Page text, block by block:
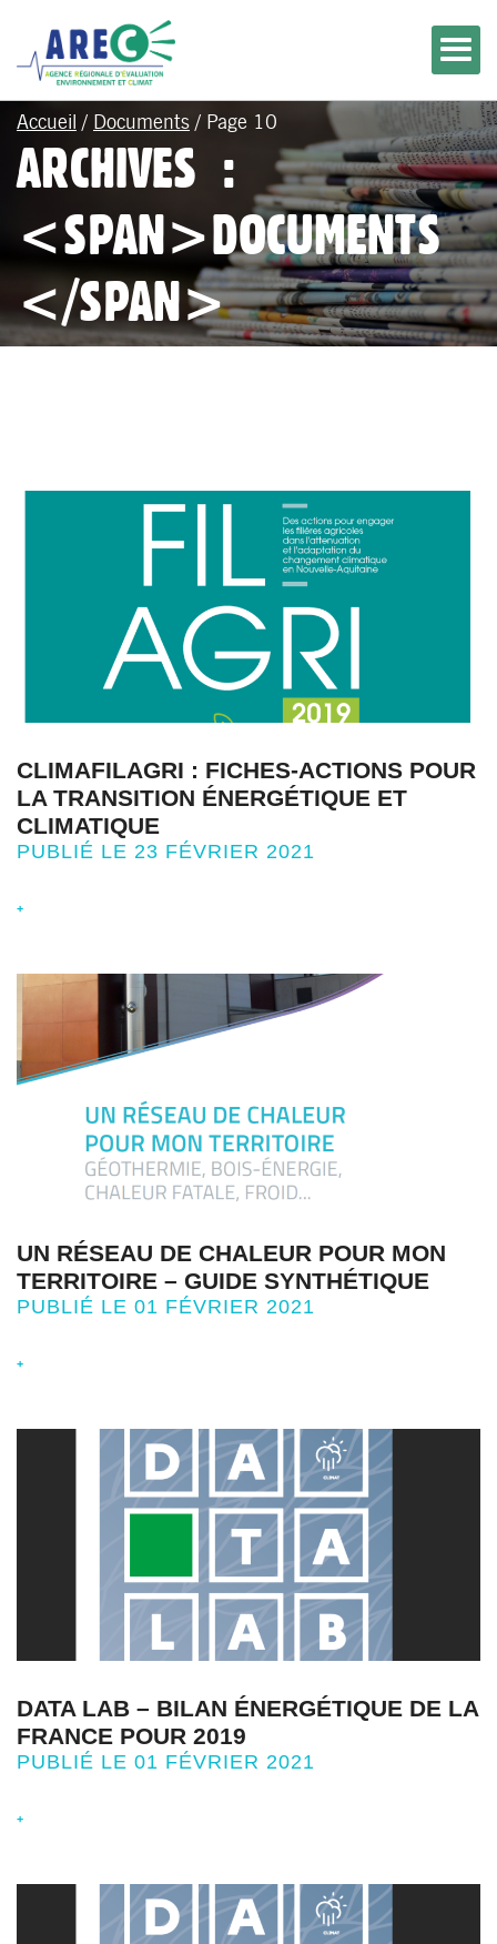
Accueil / Documents / Page 10
ARCHIVES :
<SPAN>DOCUMENTS
</SPAN>
CLIMAFILAGRI : FICHES-ACTIONS POUR
LA TRANSITION ÉNERGÉTIQUE ET
CLIMATIQUE
PUBLIÉ LE 23 FÉVRIER 2021
+
UN RÉSEAU DE CHALEUR POUR MON
TERRITOIRE – GUIDE SYNTHÉTIQUE
PUBLIÉ LE 01 FÉVRIER 2021
+
DATA LAB – BILAN ÉNERGÉTIQUE DE LA
FRANCE POUR 2019
PUBLIÉ LE 01 FÉVRIER 2021
+